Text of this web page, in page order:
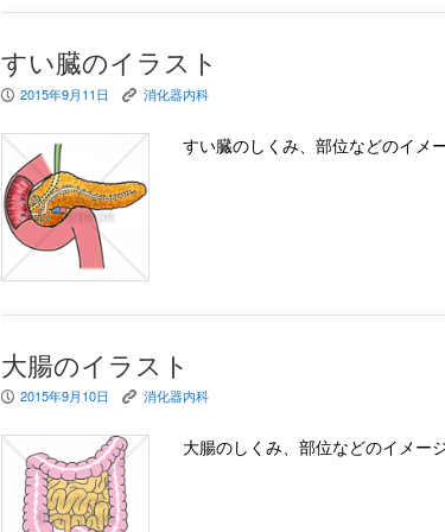
すい臓のイラスト
P 2015年9月11日 K 消化器内科
すい臓のしくみ、部位などのイメ
大腸のイラスト
P 2015年9月10日 K 消化器内科
大腸のしくみ、部位などのイメー